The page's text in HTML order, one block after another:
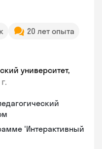
20 лет опыта
университет,
г.
'Интерактивный